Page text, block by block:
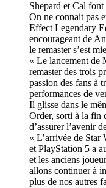
Shepard et Cal
On ne connait pas
Effect Legendary
encourageant de
le remaster s’est
« Le lancement de
remaster des trois
passion des fans à
performances de
Il glisse dans le
Order, sorti à la fin
d’assurer l’avenir
« L’arrivée de
et PlayStation 5 a
et les anciens
allons continuer à
plus de nos autres